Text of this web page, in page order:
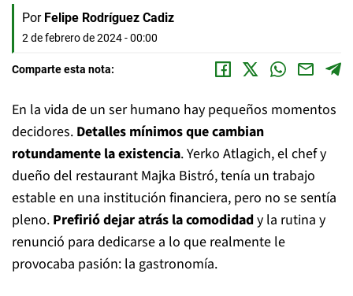
Por Felipe Rodríguez Cadiz
2 de febrero de 2024 - 00:00
Comparte esta nota:
En la vida de un ser humano hay pequeños momentos
decidores. Detalles mínimos que cambian
rotundamente la existencia. Yerko Atlagich, el chef y
dueño del restaurant Majka Bistró, tenía un trabajo
estable en una institución financiera, pero no se sentía
pleno. Prefirió dejar atrás la comodidady la rutina y
renunció para dedicarse a lo que realmente le
provocaba pasión: la gastronomía.